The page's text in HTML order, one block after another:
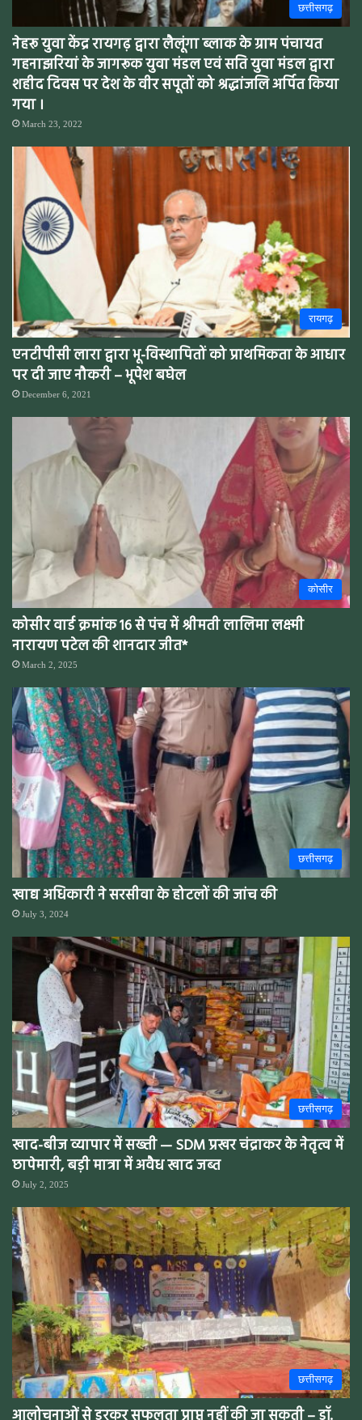
छत्तीसगढ़
नेहरू युवा केंद्र रायगढ़ द्वारा लैलूंगा ब्लाक के ग्राम पंचायत
गहनाझरियां के जागरूक युवा मंडल एवं सति युवा मंडल द्वारा
शहीद दिवस पर देश के वीर सपूतों को श्रद्धांजलि अर्पित किया
गया ।
March 23, 2022
रायगढ़
एनटीपीसी लारा द्वारा भू-विस्थापितों को प्राथमिकता के आधार
पर दी जाए नौकरी – भूपेश बघेल
December 6, 2021
कोसीर
कोसीर वार्ड क्रमांक 16 से पंच में श्रीमती लालिमा लक्ष्मी
नारायण पटेल की शानदार जीत*
March 2, 2025
छत्तीसगढ़
खाद्य अधिकारी ने सरसीवा के होटलों की जांच की
July 3, 2024
छत्तीसगढ़
खाद-बीज व्यापार में सख्ती — SDM प्रखर चंद्राकर के नेतृत्व में
छापेमारी, बड़ी मात्रा में अवैध खाद जब्त
July 2, 2025
छत्तीसगढ़